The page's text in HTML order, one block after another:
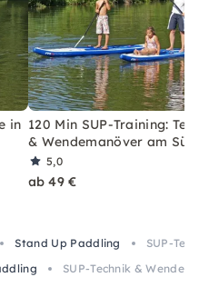
in 120 Min SUP-Training:
& Wendemanöver am
5,0
ab 49 €
Stand Up Paddling
SUP-
SUP-Technik &